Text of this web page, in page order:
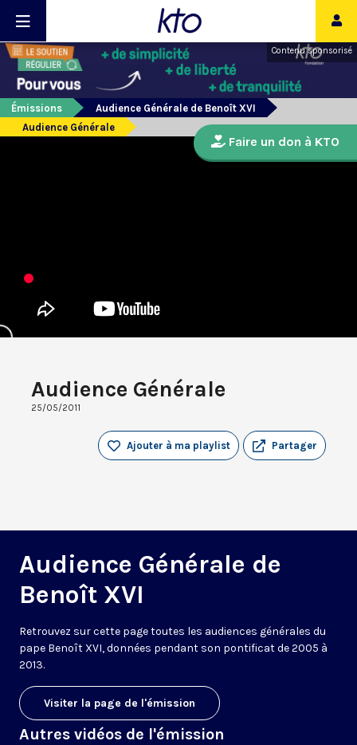
Contenu sponsorisé
Émissions
Audience Générale de Benoît XVI
Audience Générale
Audience Générale
25/05/2011
Partager
Ajouter à ma playlist
Audience Générale de
Benoît XVI
Retrouvez sur cette page toutes les audiences générales du
pape Benoît XVI, données pendant son pontificat de 2005 à
2013.
Visiter la page de l'émission
Autres vidéos de l'émission
Faire un don à KTO